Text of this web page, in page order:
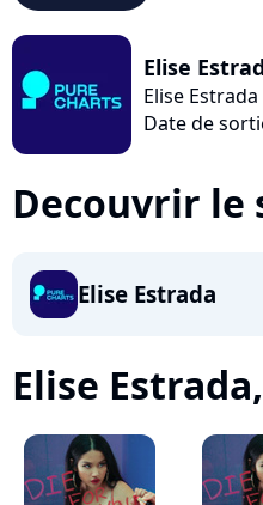
Elise
Elise Estrada
Date de
Decouvrir le
Elise Estrada
Elise